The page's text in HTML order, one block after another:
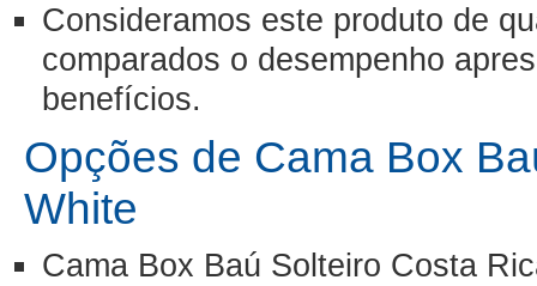
Consideramos este produto de
comparados o desempenho
benefícios.
Opções de Cama Box
White
Cama Box Baú Solteiro Costa